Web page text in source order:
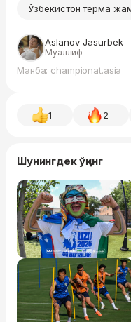
Ўзбекистон терма
Aslanov Jasurbek
Муаллиф
Манба: championat.asia
1 2
Шунингдек ўқинг